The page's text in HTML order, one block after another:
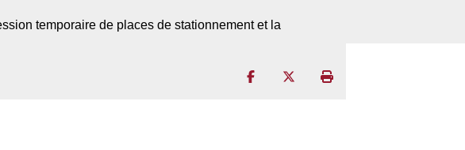
temporaire de places de stationnement et la
Partager sur Facebook
Partager sur Twitter
Imprimer la page